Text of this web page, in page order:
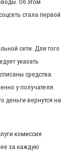
Об этом
стала первой
сети. Для того
указать
средства.
у получателя.
деньги вернутся на
комиссия
за каждую